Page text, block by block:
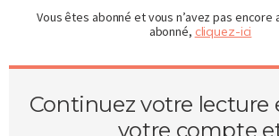
Vous êtes abonné et vous n’avez pas
abonné, cliquez-ici
Continuez votre lecture
votre compte